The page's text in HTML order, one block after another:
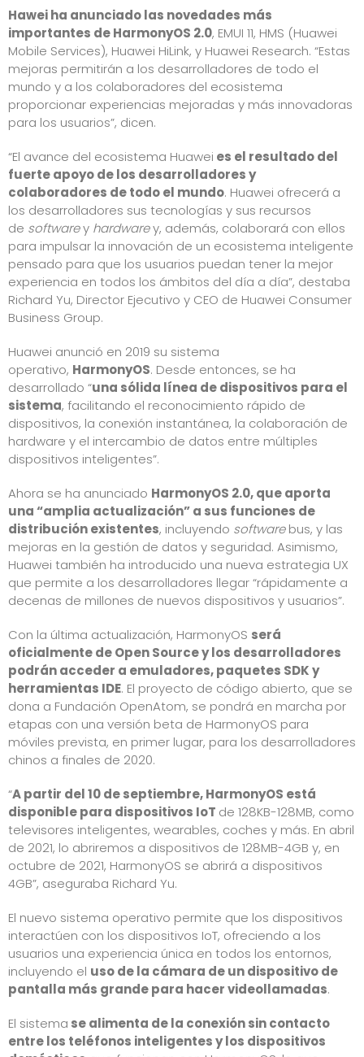
Hawei ha anunciado las novedades más
importantes de HarmonyOS 2.0, EMUI 11, HMS (Huawei
Mobile Services), Huawei HiLink, y Huawei Research. “Estas
mejoras permitirán a los desarrolladores de todo el
mundo y a los colaboradores del ecosistema
proporcionar experiencias mejoradas y más innovadoras
para los usuarios”, dicen.
“El avance del ecosistema Huawei es el resultado del
fuerte apoyo de los desarrolladores y
colaboradores de todo el mundo. Huawei ofrecerá a
los desarrolladores sus tecnologías y sus recursos
de softwarey hardwarey, además, colaborará con ellos
para impulsar la innovación de un ecosistema inteligente
pensado para que los usuarios puedan tener la mejor
experiencia en todos los ámbitos del día a día”, destaba
Richard Yu, Director Ejecutivo y CEO de Huawei Consumer
Business Group.
Huawei anunció en 2019 su sistema
operativo, HarmonyOS. Desde entonces, se ha
desarrollado “una sólida línea de dispositivos para el
sistema, facilitando el reconocimiento rápido de
dispositivos, la conexión instantánea, la colaboración de
hardware y el intercambio de datos entre múltiples
dispositivos inteligentes”.
Ahora se ha anunciado HarmonyOS 2.0, que aporta
una “amplia actualización” a sus funciones de
distribución existentes, incluyendo softwarebus, y las
mejoras en la gestión de datos y seguridad. Asimismo,
Huawei también ha introducido una nueva estrategia UX
que permite a los desarrolladores llegar “rápidamente a
decenas de millones de nuevos dispositivos y usuarios”.
Con la última actualización, HarmonyOS será
oficialmente de Open Source y los desarrolladores
podrán acceder a emuladores, paquetes SDK y
herramientas IDE. El proyecto de código abierto, que se
dona a Fundación OpenAtom, se pondrá en marcha por
etapas con una versión beta de HarmonyOS para
móviles prevista, en primer lugar, para los desarrolladores
chinos a finales de 2020.
“A partir del 10 de septiembre, HarmonyOS está
disponible para dispositivos IoT de 128KB-128MB, como
televisores inteligentes, wearables, coches y más. En abril
de 2021, lo abriremos a dispositivos de 128MB-4GB y, en
octubre de 2021, HarmonyOS se abrirá a dispositivos
4GB”, aseguraba Richard Yu.
El nuevo sistema operativo permite que los dispositivos
interactúen con los dispositivos IoT, ofreciendo a los
usuarios una experiencia única en todos los entornos,
incluyendo el uso de la cámara de un dispositivo de
pantalla más grande para hacer videollamadas.
El sistema se alimenta de la conexión sin contacto
entre los teléfonos inteligentes y los dispositivos